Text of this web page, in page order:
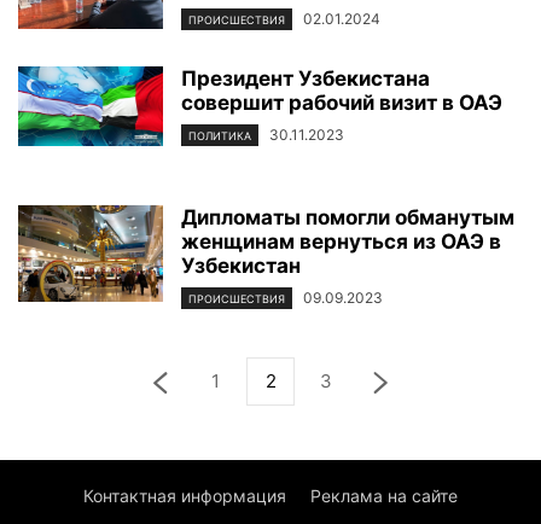
ПРОИСШЕСТВИЯ 02.01.2024
Президент Узбекистана
совершит рабочий визит в ОАЭ
ПОЛИТИКА 30.11.2023
Дипломаты помогли обманутым
женщинам вернуться из ОАЭ в
Узбекистан
ПРОИСШЕСТВИЯ 09.09.2023
1 2 3
Контактная информация Реклама на сайте